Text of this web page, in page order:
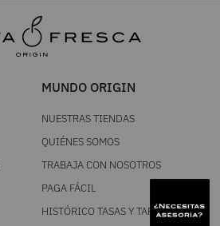
MUNDO ORIGIN
NUESTRAS TIENDAS
QUIÉNES SOMOS
TRABAJA CON NOSOTROS
PAGA FÁCIL
HISTÓRICO TASAS Y TARIFAS